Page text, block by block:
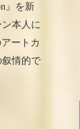
』を新
本人に
ートカ
情的で